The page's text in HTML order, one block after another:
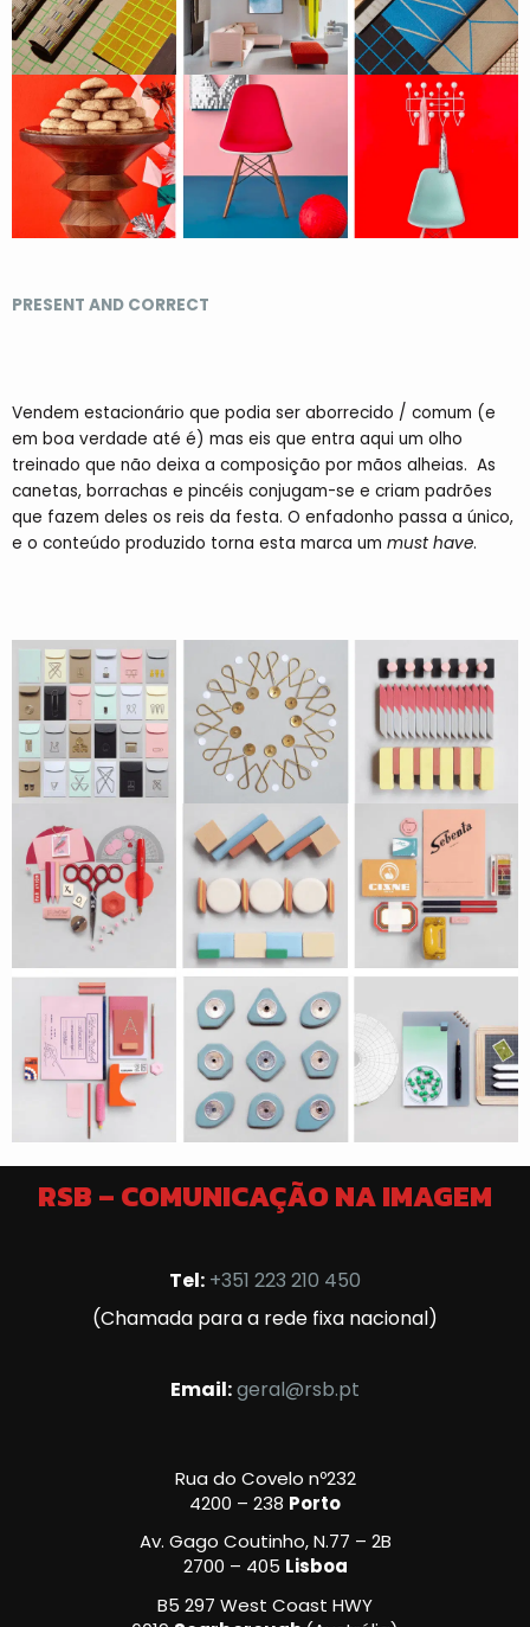
PRESENT AND CORRECT
Vendem estacionário que podia ser aborrecido / comum (e
em boa verdade até é) mas eis que entra aqui um olho
treinado que não deixa a composição por mãos alheias. As
canetas, borrachas e pincéis conjugam-se e criam padrões
que fazem deles os reis da festa. O enfadonho passa a único,
e o conteúdo produzido torna esta marca um must have.
RSB – COMUNICAÇÃO NA IMAGEM
Tel: +351 223 210 450
(Chamada para a rede fixa nacional)
Email:geral@rsb.pt
Rua do Covelo nº232
4200 – 238 Porto
Av. Gago Coutinho, N.77 – 2B
2700 – 405 Lisboa
B5 297 West Coast HWY